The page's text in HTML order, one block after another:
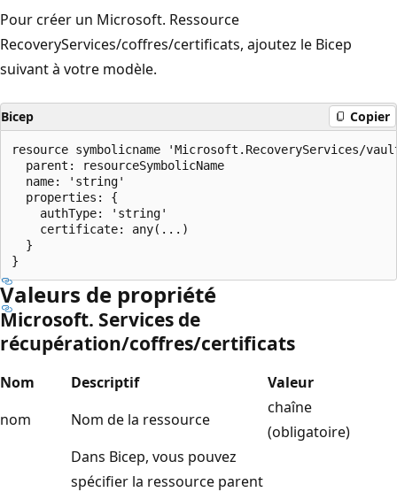
Pour créer un Microsoft. Ressource
RecoveryServices/coffres/certificats, ajoutez le Bicep
suivant à votre modèle.
Bicep Copier
resource symbolicname 'Microsoft.RecoveryServices/
  parent: resourceSymbolicName
  name: 'string'
  properties: {
    authType: 'string'
    certificate: any(...)
  }
Valeurs de propriété
Microsoft. Services de
récupération/coffres/certificats
Nom Descriptif
Valeur
nom
Nom de la ressource
chaîne
(obligatoire)
Dans Bicep, vous pouvez
spécifier la ressource parent